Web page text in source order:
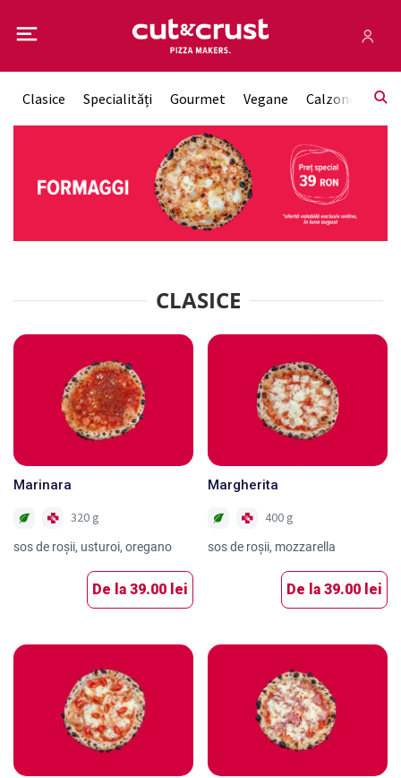
Clasice Specialități Gourmet Vegane Calzone
CLASICE
Marinara
320 g
sos de roşii, usturoi, oregano
De la 39.00 lei
Margherita
400 g
sos de roşii, mozzarella
De la 39.00 lei